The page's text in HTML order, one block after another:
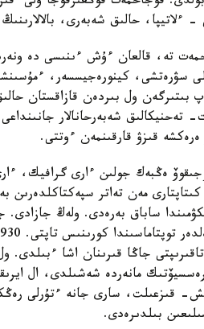
- ءلاتيپا، حالىق شەبەرى،
تە، قالعان ءۇش ءىنىسى دە
بىتىرگەن ول بىردەن قازاقستان
تەحنيكالىق شەبەرحانالار
ەرەكشە قىزۋ قارقىنمەن ءوتتى.
ەڭبەك جولىن ءارى گرافيك،
كىتاپتارى مەن تەاتر سپەكتاكلدەرىن
جاڭا قىرىنان اشا ءبىلدى.
مانەردە شەشىلدى، ال
قىزعىلت، سارى جانە ءتۇرلى
بىلدىرەدى.